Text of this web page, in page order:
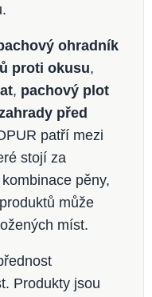
ohradník
proti okusu,
, pachový plot
před
patří mezi
stojí za
pěny,
může
míst.
Produkty jsou